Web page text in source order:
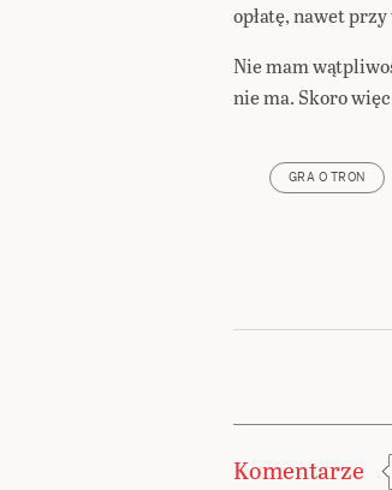
opłatę, nawet
Nie mam
nie ma. Skoro
GRA O TRON
wpisu
Komentarze